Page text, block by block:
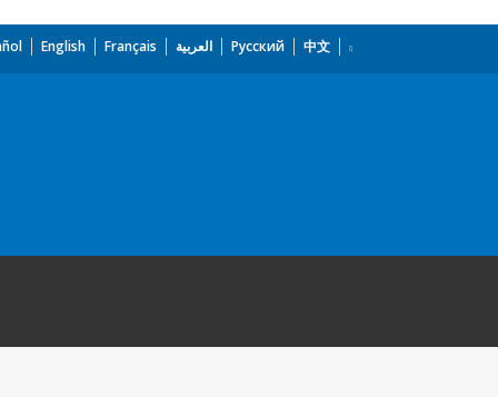
English Français العربية Русский 中文